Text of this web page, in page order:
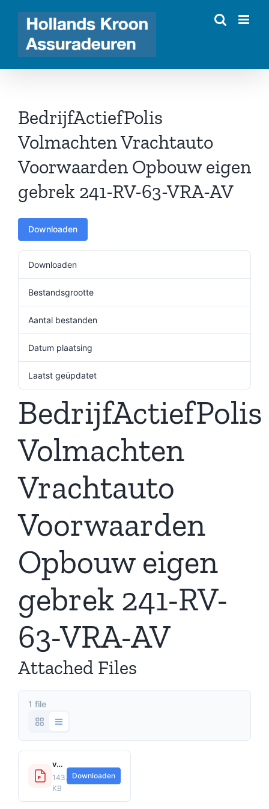
inhoud
BedrijfActiefPolis
Volmachten Vrachtauto
Voorwaarden Opbouw eigen
gebrek 241-RV-63-VRA-AV
Downloaden
Downloaden
Bestandsgrootte
Aantal bestanden
Datum plaatsing
Laatst geüpdatet
BedrijfActiefPolis
Volmachten
Vrachtauto
Voorwaarden
Opbouw eigen
gebrek 241-RV-
63-VRA-AV
Attached Files
1 file
voorwaarden-vrachtauto---opbouw-eigen-gebrek---241-rv-63-vra-av.pdf
143.7
KB
Downloaden